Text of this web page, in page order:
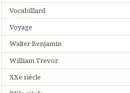
Vocabillard
Voyage
Walter Benjamin
William Trevor
XXe siècle